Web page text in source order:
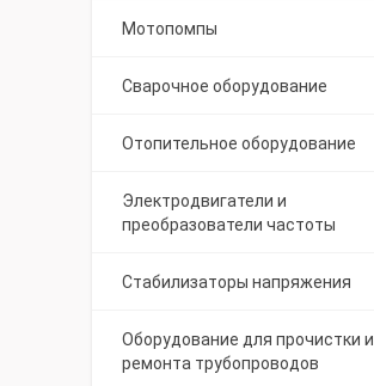
Мотопомпы
Сварочное оборудование
Отопительное оборудование
Электродвигатели и
преобразователи частоты
Стабилизаторы напряжения
Оборудование для прочистки и
ремонта трубопроводов